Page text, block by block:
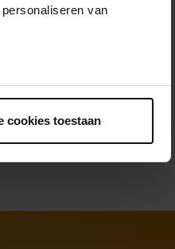
van
cookies toestaan